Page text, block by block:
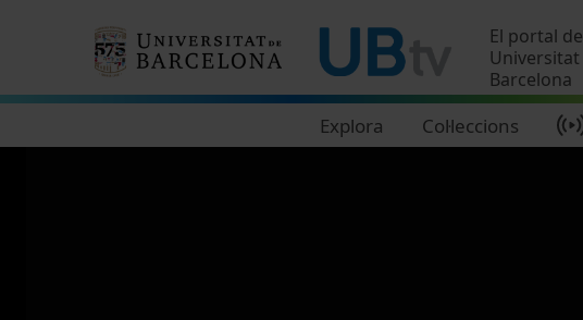
El portal
Universitat
Barcelona
Explora Col·leccions